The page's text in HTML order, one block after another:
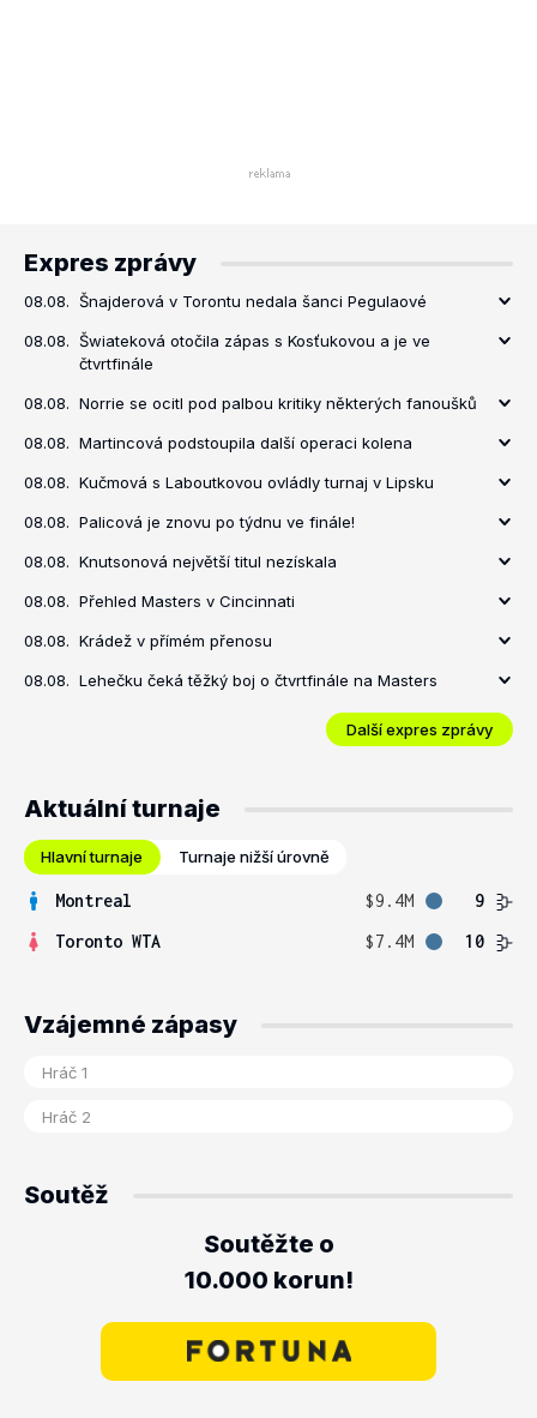
Expres zprávy
08.08. Šnajderová v Torontu nedala šanci Pegulaové
08.08. Šwiateková otočila zápas s Kosťukovou a je ve
čtvrtfinále
08.08. Norrie se ocitl pod palbou kritiky některých fanoušků
08.08. Martincová podstoupila další operaci kolena
08.08. Kučmová s Laboutkovou ovládly turnaj v Lipsku
08.08. Palicová je znovu po týdnu ve finále!
08.08. Knutsonová největší titul nezískala
08.08. Přehled Masters v Cincinnati
08.08. Krádež v přímém přenosu
08.08. Lehečku čeká těžký boj o čtvrtfinále na Masters
Další expres zprávy
Aktuální turnaje
Hlavní turnaje Turnaje nižší úrovně
Montreal $9.4M
9
Toronto WTA
$7.4M 10
Vzájemné zápasy
Soutěž
Soutěžte o
10.000 korun!